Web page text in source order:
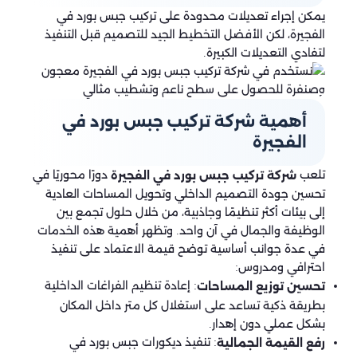
يمكن إجراء تعديلات محدودة على تركيب جبس بورد في
الفجيرة، لكن الأفضل التخطيط الجيد للتصميم قبل التنفيذ
لتفادي التعديلات الكبيرة.
أهمية شركة تركيب جبس بورد في
الفجيرة
تلعب شركة تركيب جبس بورد في الفجيرة دورًا محوريًا في
تحسين جودة التصميم الداخلي وتحويل المساحات العادية
إلى بيئات أكثر تنظيمًا وجاذبية، من خلال حلول تجمع بين
الوظيفة والجمال في آن واحد. وتظهر أهمية هذه الخدمات
في عدة جوانب أساسية توضح قيمة الاعتماد على تنفيذ
احترافي ومدروس:
تحسين توزيع المساحات: إعادة تنظيم الفراغات الداخلية
بطريقة ذكية تساعد على استغلال كل متر داخل المكان
بشكل عملي دون إهدار.
رفع القيمة الجمالية: تنفيذ ديكورات جبس بورد في